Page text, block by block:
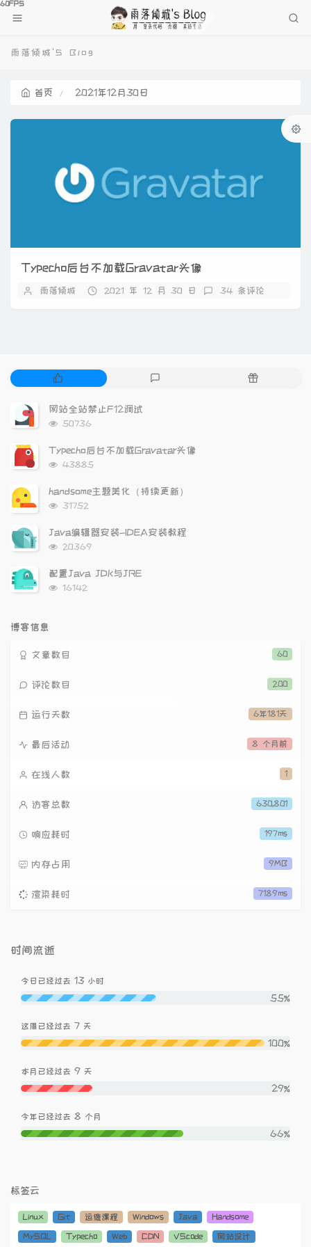
雨落倾城'S Blog
首页 2021年12月30日
Typecho后台不加载Gravatar头像
雨落倾城 2021 年 12 月 30 日 34 条评论
热
门
文
章
随
网站全站禁止F12调试
浏
次
数:
50736
Typecho后台不加载Gravatar头像
浏
次
数:
43885
handsome主题美化（持续更新）
浏
次
数:
31752
Java编辑器安装-IDEA安装教程
浏
次
数:
20369
配置Java JDK与JRE
浏
16142
博客信息
60
文章数目
200
评论数目
6年181天
运行天数
8 个月前
最后活动
1
在线人数
630,801
访客总数
197ms
响应耗时
9MB
内存占用
7189ms
渲染耗时
时间流逝
今日已经过去 13 小时
55%
这周已经过去 7 天
100%
本月已经过去 9 天
29%
今年已经过去 8 个月
66%
标签云
Linux Git 运维课程 Windows Java Handsome
MySQL Typecho Web CDN VScode 网站设计